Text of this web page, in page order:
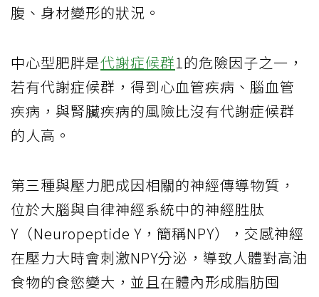
腹、身材變形的狀況。
中心型肥胖是代謝症候群1的危險因子之一，
若有代謝症候群，得到心血管疾病、腦血管
疾病，與腎臟疾病的風險比沒有代謝症候群
的人高。
第三種與壓力肥成因相關的神經傳導物質，
位於大腦與自律神經系統中的神經胜肽
Y（Neuropeptide Y，簡稱NPY），交感神經
在壓力大時會刺激NPY分泌，導致人體對高油
食物的食慾變大，並且在體內形成脂肪囤